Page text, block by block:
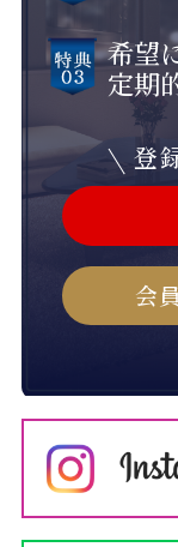
希望
定期
登
会